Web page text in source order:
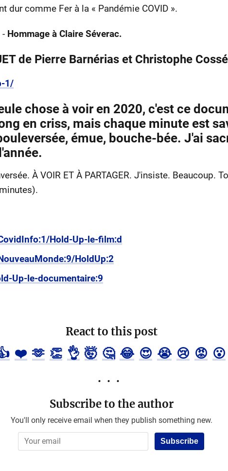
dur comme Fer à la « Pandémie COVID ».
- Hommage à Claire Séverac.
de Pierre Barnérias et Christophe
1/
chose à voir en 2020, c'est ce
en criss, mais chaque minute est
émue, bouche-bée. J'ai
À VOIR ET À PARTAGER. J'insiste. Beaucoup.
Hold-Up-le-film:d
HoldUp:2
Up-le-documentaire:9
React to this post
❤️ 🫶 👏 👌 🤯 🤔 😂 😍 😭 😢 😡 😮
Subscribe to the author
You'll only receive email when they publish something new.
Subscribe